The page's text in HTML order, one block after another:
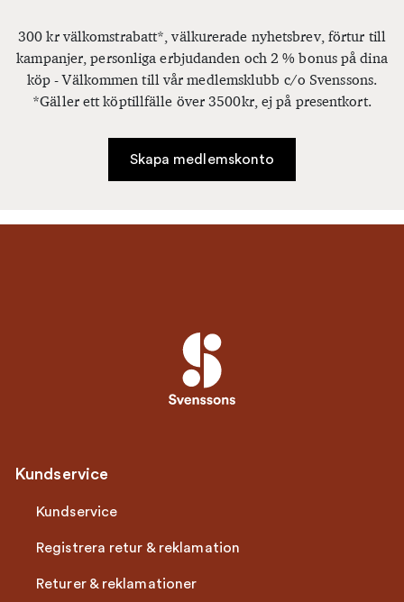
300 kr välkomstrabatt*, välkurerade nyhetsbrev, förtur till
kampanjer, personliga erbjudanden och 2 % bonus på dina
köp - Välkommen till vår medlemsklubb c/o Svenssons.
*Gäller ett köptillfälle över 3500kr, ej på presentkort.
Skapa medlemskonto
Kundservice
Kundservice
Registrera retur & reklamation
Returer & reklamationer